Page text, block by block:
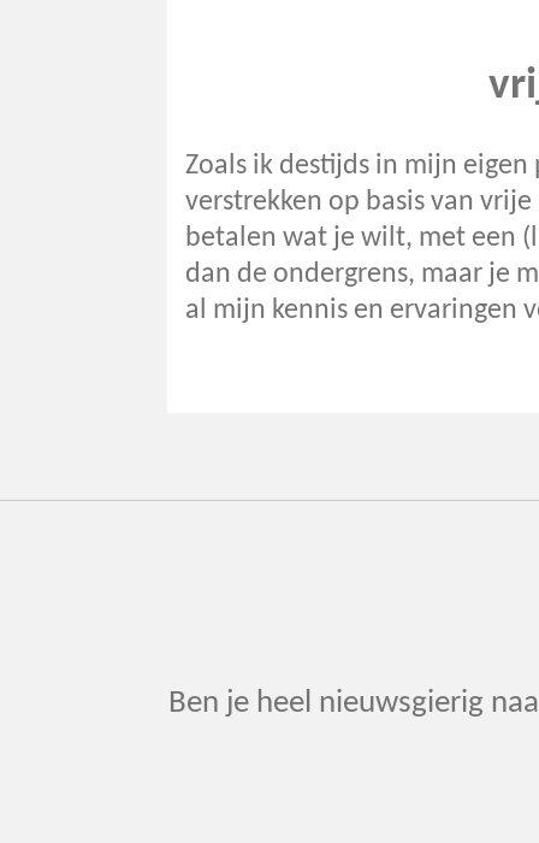
Zoals ik destijds in mijn
verstrekken op basis van
betalen wat je wilt, met een
dan de ondergrens, maar je
al mijn kennis en ervaringen
Ben je heel nieuwsgierig